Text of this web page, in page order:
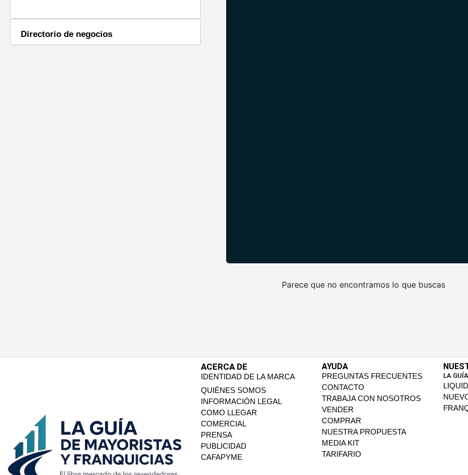
Directorio de negocios
Parece que no encontramos lo que buscas
ACERCA DE
IDENTIDAD DE LA MARCA
QUIÉNES SOMOS
INFORMACIÓN LEGAL
COMO LLEGAR
COMERCIAL
PRENSA
PUBLICIDAD
CAFAPYME
AYUDA
PREGUNTAS FRECUENTES
CONTACTO
TRABAJA CON NOSOTROS
VENDER
COMPRAR
NUESTRA PROPUESTA
MEDIA KIT
TARIFARIO
LA